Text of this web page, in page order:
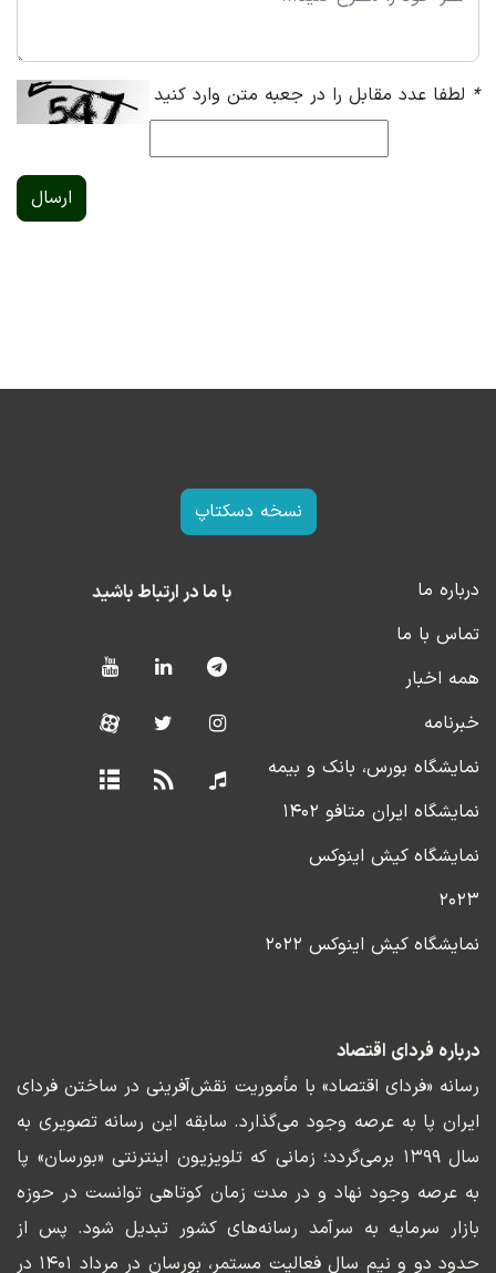
* لطفا عدد مقابل را در جعبه متن وارد کنید
ارسال
نسخه دسکتاپ
درباره ما
تماس با ما
همه اخبار
خبرنامه
نمایشگاه بورس، بانک و بیمه
نمایشگاه ایران متافو ۱۴۰۲
نمایشگاه کیش اینوکس
۲۰۲۳
نمایشگاه کیش اینوکس ۲۰۲۲
با ما در ارتباط باشید
درباره فردای اقتصاد
رسانه «فردای اقتصاد» با مأموریت نقش‌آفرینی در ساختن فردای
ایران پا به عرصه وجود می‌گذارد. سابقه این رسانه تصویری به
سال ۱۳۹۹ برمی‌گردد؛ زمانی که تلویزیون اینترنتی «بورسان» پا
به عرصه وجود نهاد و در مدت زمان کوتاهی توانست در حوزه
بازار سرمایه به سرآمد رسانه‌های کشور تبدیل شود. پس از
حدود دو و نیم سال فعالیت مستمر، بورسان در مرداد ۱۴۰۱ در